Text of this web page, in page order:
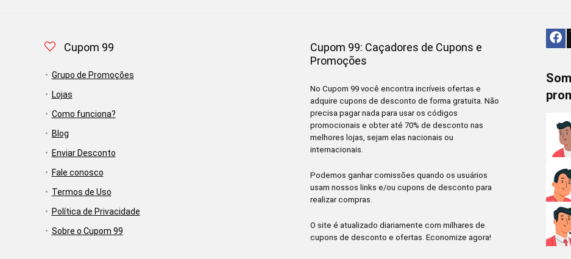
Cupom 99
Grupo de Promoções
Lojas
Como funciona?
Blog
Enviar Desconto
Fale conosco
Termos de Uso
Política de Privacidade
Sobre o Cupom 99
Cupom 99: Caçadores de Cupons e
Promoções
No Cupom 99 você encontra incríveis ofertas e
adquire cupons de desconto de forma gratuita. Não
precisa pagar nada para usar os códigos
promocionais e obter até 70% de desconto nas
melhores lojas, sejam elas nacionais ou
internacionais.
Podemos ganhar comissões quando os usuários
usam nossos links e/ou cupons de desconto para
realizar compras.
O site é atualizado diariamente com milhares de
cupons de desconto e ofertas. Economize agora!